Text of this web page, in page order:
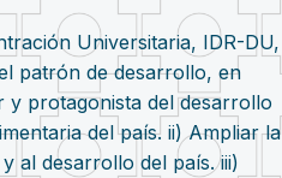
Universitaria, IDR-DU,
patrón de desarrollo, en
protagonista del desarrollo
del país. ii) Ampliar la
al desarrollo del país. iii)